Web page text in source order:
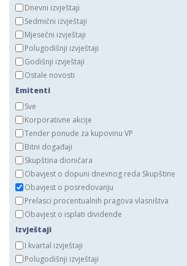
Dnevni izvještaji
Sedmični izvještaji
Mjesečni izvještaji
Polugodišnji izvještaji
Godišnji izvještaji
Ostale novosti
Emitenti
Sve
Korporativne akcije
Tender ponude za kupovinu VP
Bitni događaji
Skupština dioničara
Obavjest o dopuni dnevnog reda Skupštine
Obavjest o posredovanju
Prelasci procentualnih pragova vlasništva
Obavjest o isplati dividende
Izvještaji
I kvartal izvještaji
Polugodišnji izvještaji